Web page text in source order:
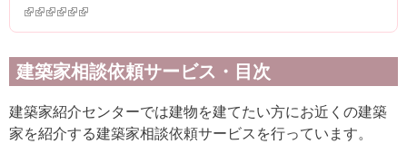
(link is external)
(link is external)
(link is external)
(link is external)
(link is external)
(link is external)
建築家相談依頼サービス・目次
建築家紹介センターでは建物を建てたい方にお近くの建築
家を紹介する建築家相談依頼サービスを行っています。